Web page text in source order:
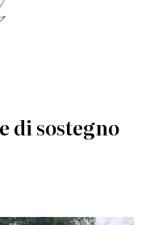
di sostegno